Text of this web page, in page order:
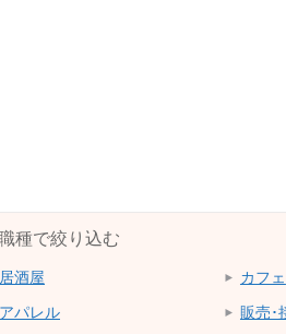
種で絞り込む
居酒屋 カフェ
アパレル 販売･